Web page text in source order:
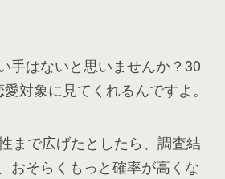
手はないと思いませんか？30
対象に見てくれるんですよ。
まで広げたとしたら、調査結
おそらくもっと確率が高くな